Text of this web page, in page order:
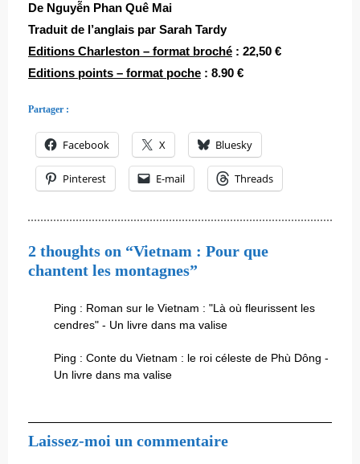
De Nguyễn Phan Quê Mai
Traduit de l’anglais par Sarah Tardy
Editions Charleston – format broché : 22,50 €
Editions points – format poche : 8.90 €
Partager :
Facebook X Bluesky
Pinterest E-mail Threads
2 thoughts on “Vietnam : Pour que
chantent les montagnes”
Ping : Roman sur le Vietnam : "Là où fleurissent les
cendres" - Un livre dans ma valise
Ping : Conte du Vietnam : le roi céleste de Phù Dông -
Un livre dans ma valise
Laissez-moi un commentaire